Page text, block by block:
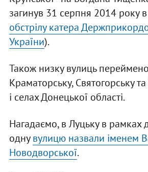
загинув 31 серпня 2014 року в
обстрілу катера
України).
Також низку вулиць
Краматорську, Святогорську
і селах Донецької області.
Нагадаємо, в Луцьку в рамках
однувулицю назвали іменем
Новодворської.